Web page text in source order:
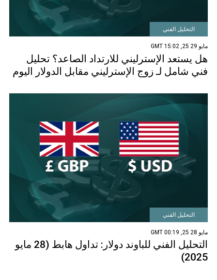
التحليل الفني
مايو 29 25, 15:02 GMT
هل يستعد الإسترليني للارتداد الصاعد؟ تحليل
فني شامل لـ زوج الإسترليني مقابل الدولار اليوم
التحليل الفني
مايو 28 25, 00:19 GMT
التحليل الفني للباوند دولار: تداول هابط (28 مايو
2025)